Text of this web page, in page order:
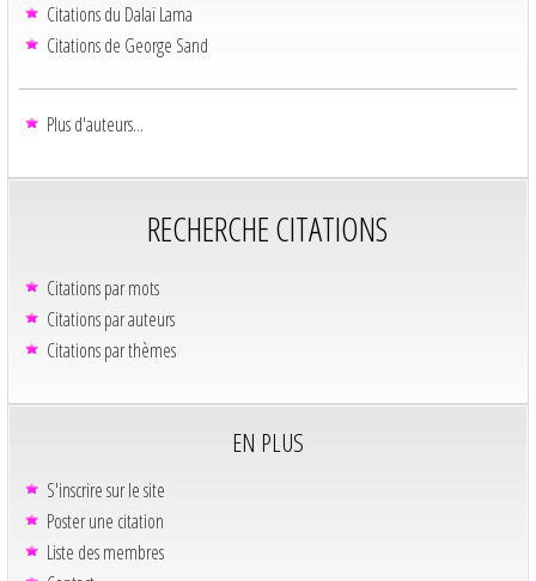
Citations du Dalaï Lama
Citations de George Sand
Plus d'auteurs...
RECHERCHE CITATIONS
Citations par mots
Citations par auteurs
Citations par thèmes
EN PLUS
S'inscrire sur le site
Poster une citation
Liste des membres